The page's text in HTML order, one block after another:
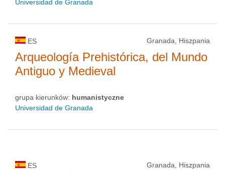
Universidad de Granada
ES Granada, Hiszpania
Arqueología Prehistórica, del Mundo
Antiguo y Medieval
grupa kierunków: humanistyczne
Universidad de Granada
ES Granada, Hiszpania